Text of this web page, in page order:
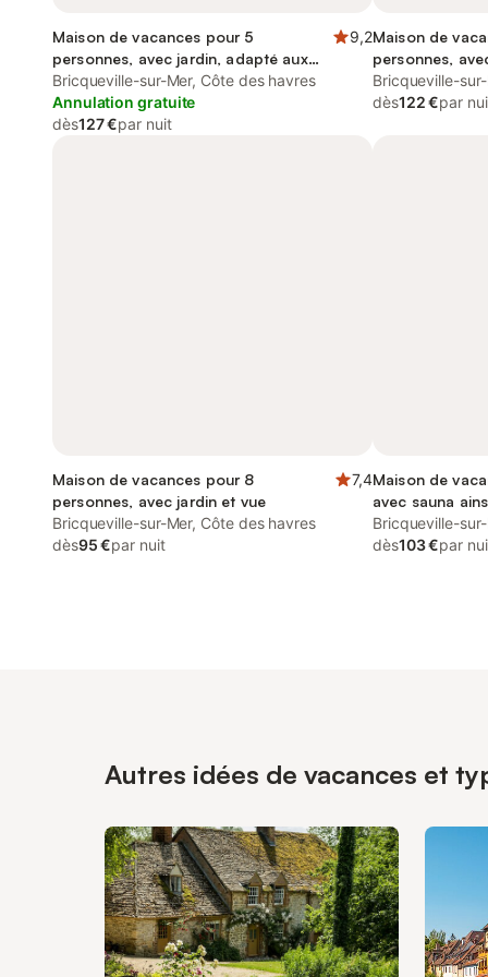
Maison de vacances pour 5
personnes, avec jardin, adapté aux
familles
9,2
Bricqueville-sur-Mer, Côte des havres
Annulation gratuite
dès127 €par nuit
Maison de
personnes,
animaux
Bricqueville-
dès122 €par
Maison de vacances pour 8
personnes, avec jardin et vue
7,4
Bricqueville-sur-Mer, Côte des havres
dès95 €par nuit
Maison de
avec sauna
adapté aux
Bricqueville-
dès103 €par
Autres idées de vacances et